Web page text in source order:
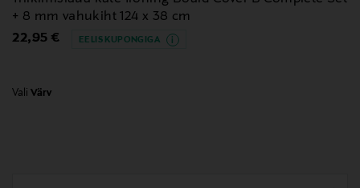
+ 8 mm vahukiht 124 x 38 cm
Original Price
22,95 € EELIS KUPONGIGA
Vali Värv